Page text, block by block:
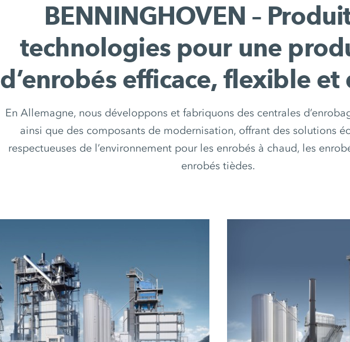
BENNINGHOVEN –
technologies pour une
d’enrobés efficace, flexible
En Allemagne, nous développons et fabriquons des centrales
ainsi que des composants de modernisation, offrant des solutions
respectueuses de l’environnement pour les enrobés à chaud, les
enrobés tièdes.